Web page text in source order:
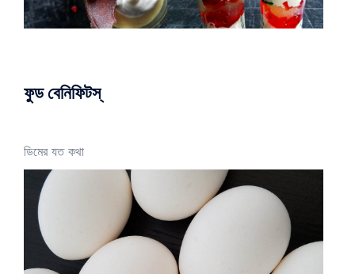
ফুড বেনিফিটস্
ডিমের যত কথা